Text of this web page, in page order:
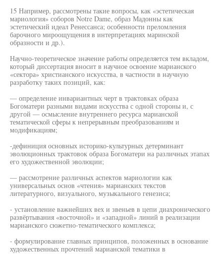
15 Например, рассмотрены такие вопросы, как «эстетическая
мариология» соборов Notre Dame, образ Мадонны как
эстетический идеал Ренессанса; особенности преломления
барочного мироощущения в интерпретациях маринской
образности и др.).
Научно-теоретическое значение работы определяется тем вкладом,
который диссертация вносит в научное освоение марианского
«сектора» христианского искусства, в частности в научную
разработку таких позиций, как:
— определение инвариантных черт в трактовках образа
Богоматери разными видами искусства с одной стороны и, с
другой — осмысление внутреннего ресурса марианской
тематической сферы к непрерывным преобразованиям и
модификациям;
-дефиниция основных историко-культурных детерминант
эволюционных трактовок образа Богоматери на различных этапах
его художественной эволюции;
— рассмотрение различных аспектов мариологии как
универсальных основ «чтения» марианских текстов
литературного, визуального, музыкального генезиса;
- установление важнейших вех и звеньев в цепи диахронического
развёртывания «восточной» и «западной» линий в реализации
марианского сюжетно-тематического комплекса;
- формулирование главных принципов, положенных в основание
художественных прочтений марианской тематики в